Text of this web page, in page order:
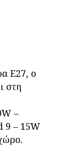
Ε27, ο
στη
–
9 – 15W